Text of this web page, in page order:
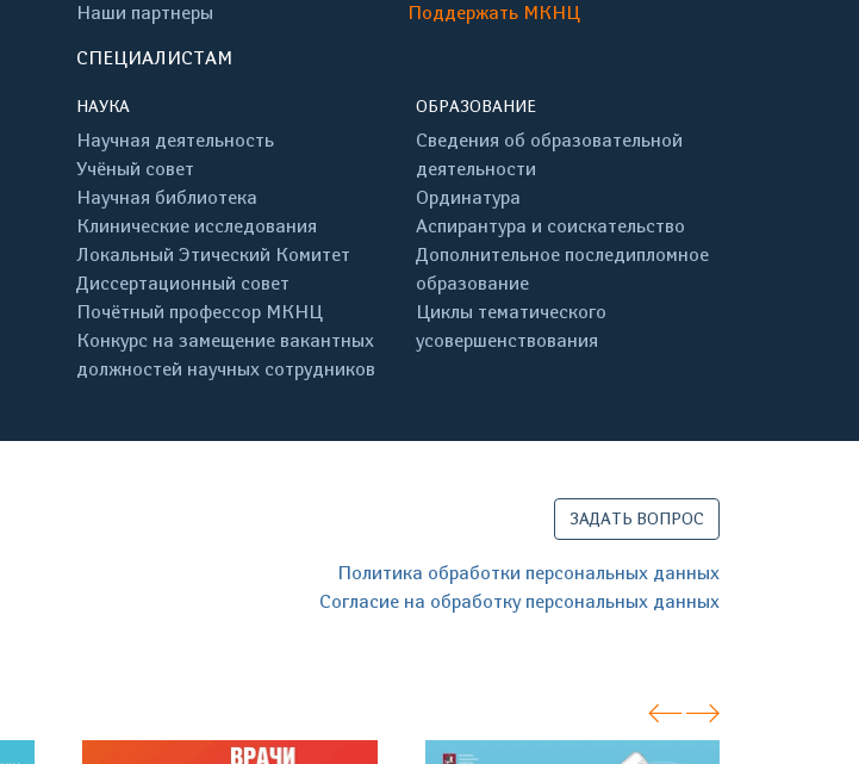
Наши партнеры
Поддержать МКНЦ
СПЕЦИАЛИСТАМ
НАУКА
Научная деятельность
Учёный совет
Научная библиотека
Клинические исследования
Локальный Этический Комитет
Диссертационный совет
Почётный профессор МКНЦ
Конкурс на замещение вакантных
должностей научных сотрудников
ОБРАЗОВАНИЕ
Сведения об образовательной
деятельности
Ординатура
Аспирантура и соискательство
Дополнительное последипломное
образование
Циклы тематического
усовершенствования
ЗАДАТЬ ВОПРОС
Политика обработки персональных данных
Согласие на обработку персональных данных